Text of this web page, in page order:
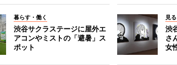
暮らす・働く
渋谷サクラステージに屋外エ
アコンやミストの「避暑」ス
ポット
見
渋
さ
女